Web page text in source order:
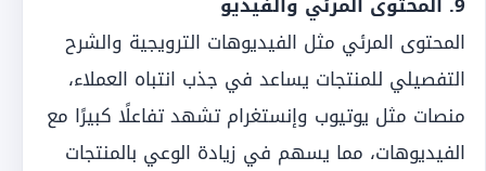
المحتوى المرئي مثل الفيديوهات الترويجية والشرح
التفصيلي للمنتجات يساعد في جذب انتباه العملاء،
منصات مثل يوتيوب وإنستغرام تشهد تفاعلًا كبيرًا مع
الفيديوهات، مما يسهم في زيادة الوعي بالمنتجات